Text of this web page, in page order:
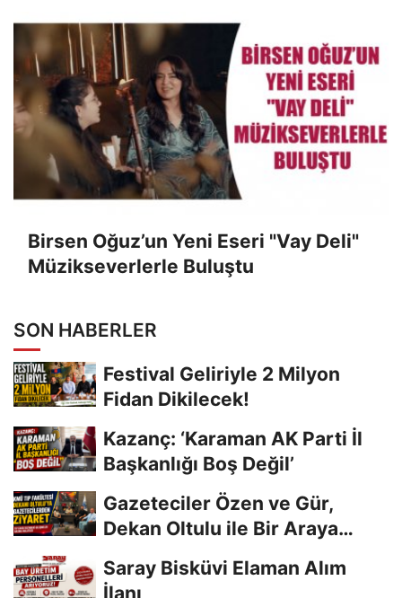
Birsen Oğuz’un Yeni Eseri "Vay Deli"
Müzikseverlerle Buluştu
SON HABERLER
Festival Geliriyle 2 Milyon
Fidan Dikilecek!
Kazanç: ‘Karaman AK Parti İl
Başkanlığı Boş Değil’
Gazeteciler Özen ve Gür,
Dekan Oltulu ile Bir Araya
Saray Bisküvi Elaman Alım
İlanı